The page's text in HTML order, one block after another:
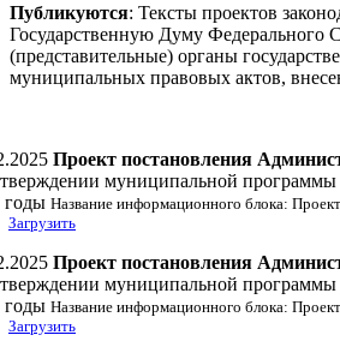
Публикуются: Тексты проектов
Государственную Думу Федерального
(представительные) органы
муниципальных правовых актов,
Проект постановления
муниципальной программы
годы Название информационного блока:
Загрузить
Проект постановления
муниципальной программы
годы Название информационного блока:
Загрузить